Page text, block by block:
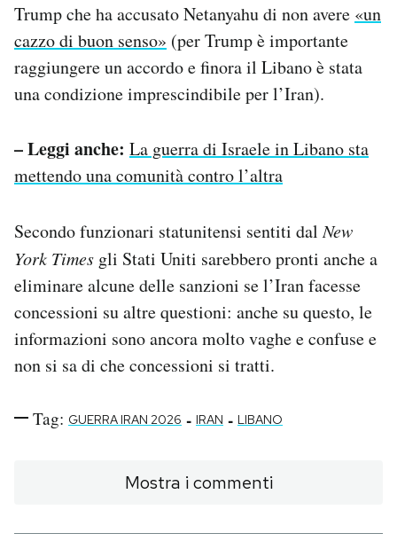
Trump che ha accusato Netanyahu di non avere «un
cazzo di buon senso» (per Trump è importante
raggiungere un accordo e finora il Libano è stata
una condizione imprescindibile per l’Iran).
– Leggi anche: La guerra di Israele in Libano sta
mettendo una comunità contro l’altra
Secondo funzionari statunitensi sentiti dalNew
York Times gli Stati Uniti sarebbero pronti anche a
eliminare alcune delle sanzioni se l’Iran facesse
concessioni su altre questioni: anche su questo, le
informazioni sono ancora molto vaghe e confuse e
non si sa di che concessioni si tratti.
Tag: GUERRA IRAN 2026 - IRAN - LIBANO
Mostra i commenti